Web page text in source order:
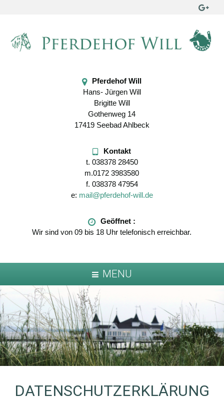
Pferdehof Will
Hans- Jürgen Will
Brigitte Will
Gothenweg 14
17419 Seebad Ahlbeck
Kontakt
t. 038378 28450
m.0172 3983580
f. 038378 47954
e: mail@pferdehof-will.de
Geöffnet :
Wir sind von 09 bis 18 Uhr telefonisch erreichbar.
MENU
DATENSCHUTZERKLÄRUNG